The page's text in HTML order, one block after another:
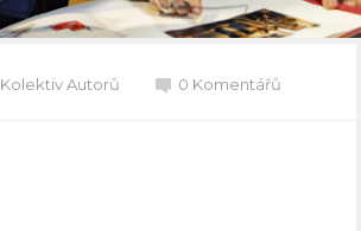
Kolektiv Autorů 0 Komentářů